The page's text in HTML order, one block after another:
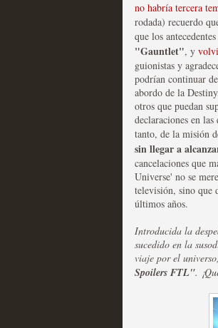
Recomendación de la
Las
tienen
MOLTISANTI
Recomendación de la
La
desde
no habría tercera
rodada) recuerdo
que los
"Gauntlet", y
guionistas y
podrían continuar
abordo de la
otros que puedan
declaraciones en
tanto, de la misión
sin llegar a
cancelaciones que
Universe' no se
televisión, sino que
últimos años.
Introducida la
sucedido en la
viaje por el
Spoilers FTL".